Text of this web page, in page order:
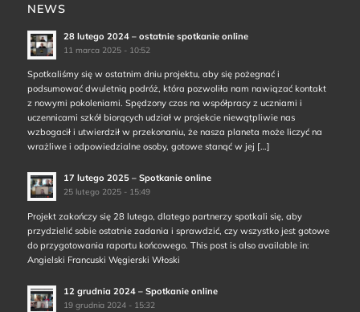
NEWS
28 lutego 2024 – ostatnie spotkanie online
11 marca 2025 - 10:52
Spotkaliśmy się w ostatnim dniu projektu, aby się pożegnać i
podsumować dwuletnią podróż, która pozwoliła nam nawiązać kontakt
z nowymi pokoleniami. Spędzony czas na współpracy z uczniami i
uczennicami szkół biorących udział w projekcie niewątpliwie nas
wzbogacił i utwierdził w przekonaniu, że nasza planeta może liczyć na
wrażliwe i odpowiedzialne osoby, gotowe stanąć w jej […]
17 lutego 2025 – Spotkanie online
25 lutego 2025 - 15:49
Projekt zakończy się 28 lutego, dlatego partnerzy spotkali się, aby
przydzielić sobie ostatnie zadania i sprawdzić, czy wszystko jest gotowe
do przygotowania raportu końcowego. This post is also available in:
Angielski Francuski Węgierski Włoski
12 grudnia 2024 – Spotkanie online
19 grudnia 2024 - 15:32